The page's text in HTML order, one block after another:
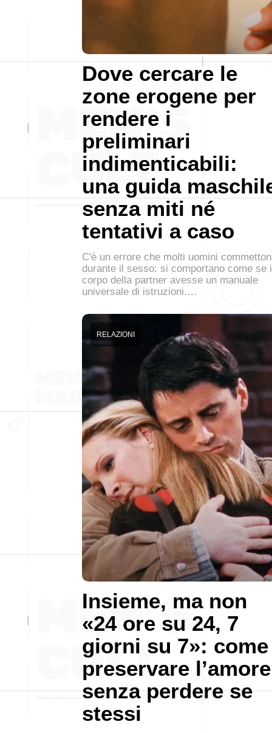
Dove cercare le
zone erogene per
rendere i
preliminari
indimenticabili:
una guida
senza miti né
tentativi a caso
C'è un errore che molti uomini
durante il sesso: si comportano come se
corpo della partner avesse un manuale
universale di istruzioni.…
Insieme, ma non
«24 ore su 24, 7
giorni su 7»: come
preservare l’amore
senza perdere se
stessi
RELAZIONI